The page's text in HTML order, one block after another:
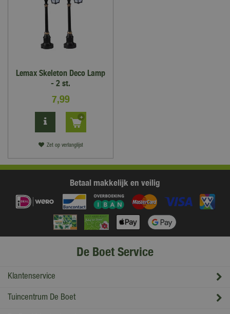
Lemax Skeleton Deco Lamp
- 2 st.
7,99
Zet op verlanglijst
Betaal makkelijk en veilig
De Boet Service
Klantenservice
Tuincentrum De Boet